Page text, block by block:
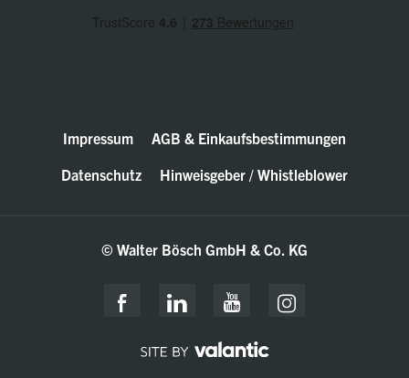
Impressum
AGB & Einkaufsbestimmungen
Datenschutz
Hinweisgeber / Whistleblower
© Walter Bösch GmbH & Co. KG